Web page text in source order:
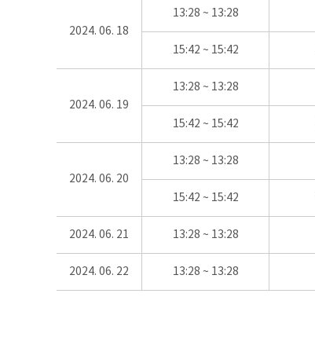
2024. 06. 18
13:28 ~ 13:28
15:42 ~ 15:42
2024. 06. 19
13:28 ~ 13:28
15:42 ~ 15:42
2024. 06. 20
13:28 ~ 13:28
15:42 ~ 15:42
2024. 06. 21 13:28 ~ 13:28
2024. 06. 22 13:28 ~ 13:28